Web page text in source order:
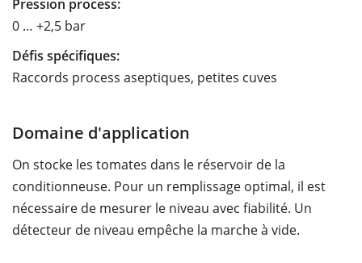
Pression process:
0 … +2,5 bar
Défis spécifiques:
Raccords process aseptiques, petites cuves
Domaine d'application
On stocke les tomates dans le réservoir de la
conditionneuse. Pour un remplissage optimal, il est
nécessaire de mesurer le niveau avec fiabilité. Un
détecteur de niveau empêche la marche à vide.